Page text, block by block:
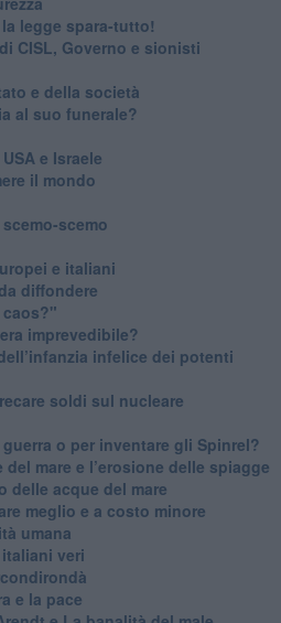
la legge spara-tutto!
CISL, Governo e sionisti
e della società
al suo funerale?
e Israele
il mondo
scemo
e italiani
diffondere
imprevedibile?
infelice dei potenti
soldi sul nucleare
o per inventare gli Spinrel?
del mare e l’erosione delle spiagge
delle acque del mare
meglio e a costo minore
umana
veri
e la pace